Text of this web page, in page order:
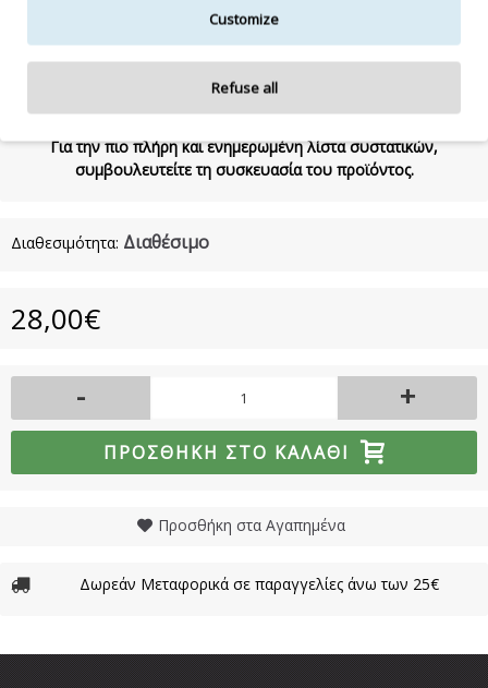
Για την πιο πλήρη και ενημερωμένη λίστα συστατικών,
συμβουλευτείτε τη συσκευασία του προϊόντος.
Διαθεσιμότητα: Διαθέσιμο
28,00€
- +
ΠΡΟΣΘΉΚΗ ΣΤΟ ΚΑΛΆΘΙ
Προσθήκη στα Αγαπημένα
Δωρεάν Μεταφορικά σε παραγγελίες άνω των 25€
Customize
Refuse all